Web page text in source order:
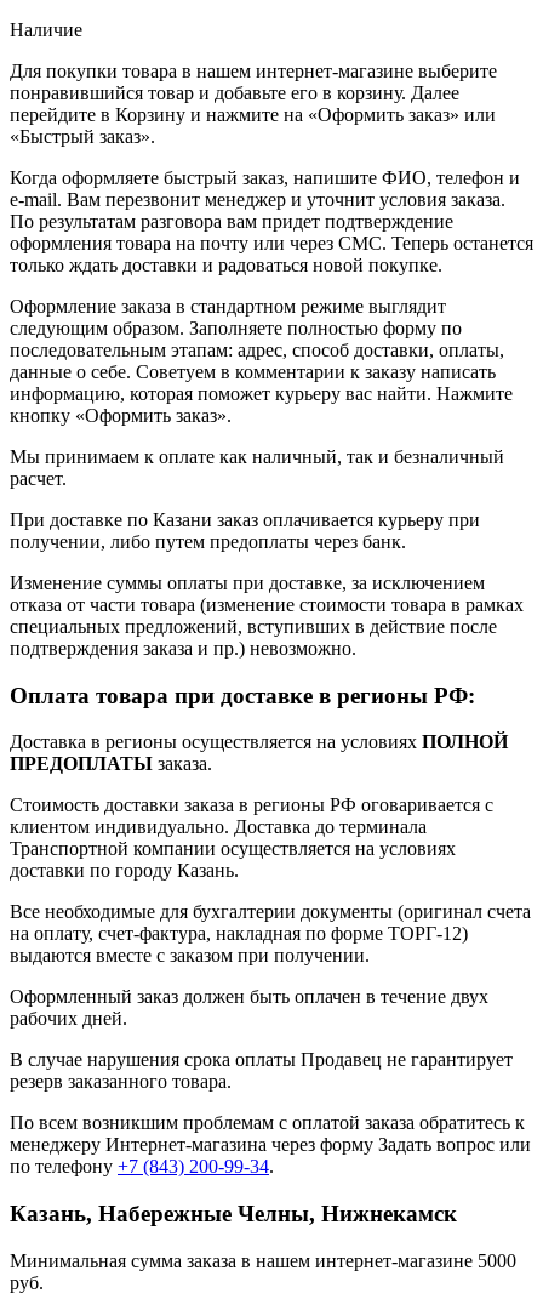
Наличие
Для покупки товара в нашем интернет-магазине выберите
понравившийся товар и добавьте его в корзину. Далее
перейдите в Корзину и нажмите на «Оформить заказ» или
«Быстрый заказ».
Когда оформляете быстрый заказ, напишите ФИО, телефон и
e-mail. Вам перезвонит менеджер и уточнит условия заказа.
По результатам разговора вам придет подтверждение
оформления товара на почту или через СМС. Теперь останется
только ждать доставки и радоваться новой покупке.
Оформление заказа в стандартном режиме выглядит
следующим образом. Заполняете полностью форму по
последовательным этапам: адрес, способ доставки, оплаты,
данные о себе. Советуем в комментарии к заказу написать
информацию, которая поможет курьеру вас найти. Нажмите
кнопку «Оформить заказ».
Мы принимаем к оплате как наличный, так и безналичный
расчет.
При доставке по Казани заказ оплачивается курьеру при
получении, либо путем предоплаты через банк.
Изменение суммы оплаты при доставке, за исключением
отказа от части товара (изменение стоимости товара в рамках
специальных предложений, вступивших в действие после
подтверждения заказа и пр.) невозможно.
Оплата товара при доставке в регионы РФ:
Доставка в регионы осуществляется на условиях ПОЛНОЙ
ПРЕДОПЛАТЫ заказа.
Стоимость доставки заказа в регионы РФ оговаривается с
клиентом индивидуально. Доставка до терминала
Транспортной компании осуществляется на условиях
доставки по городу Казань.
Все необходимые для бухгалтерии документы (оригинал счета
на оплату, счет-фактура, накладная по форме ТОРГ-12)
выдаются вместе с заказом при получении.
Оформленный заказ должен быть оплачен в течение двух
рабочих дней.
В случае нарушения срока оплаты Продавец не гарантирует
резерв заказанного товара.
По всем возникшим проблемам с оплатой заказа обратитесь к
менеджеру Интернет-магазина через форму Задать вопрос или
по телефону +7 (843) 200-99-34.
Казань, Набережные Челны, Нижнекамск
Минимальная сумма заказа в нашем интернет-магазине 5000
руб.